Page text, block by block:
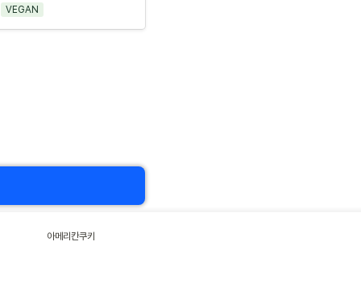
VEGAN
아메리칸쿠키